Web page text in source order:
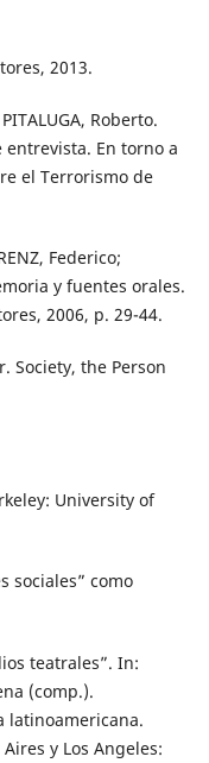
2013.
Roberto.
En torno a
el Terrorismo de
Federico;
y fuentes orales.
2006, p. 29-44.
Society, the Person
University of
sociales” como
teatrales”. In:
(comp.).
latinoamericana.
y Los Angeles: